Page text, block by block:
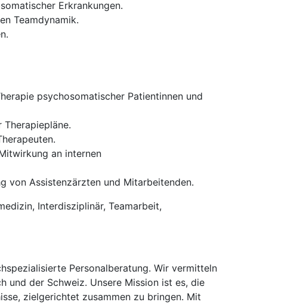
Erkrankungen.
Teamdynamik.
psychosomatischer Patientinnen und
an internen
von Assistenzärzten und Mitarbeitenden.
Interdisziplinär, Teamarbeit,
Personalberatung. Wir vermitteln
und der Schweiz. Unsere Mission ist es, die
zielgerichtet zusammen zu bringen. Mit